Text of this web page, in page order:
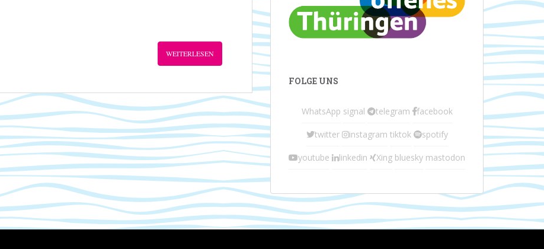
WEITERLESEN
FOLGE UNS
WhatsApp signal telegram facebook
twitter instagram tiktok spotify
youtube linkedin Xing bluesky mastodon